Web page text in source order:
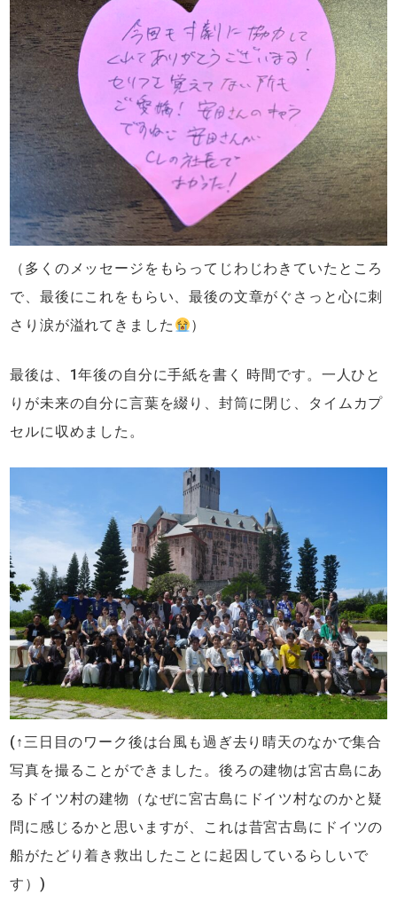
（多くのメッセージをもらってじわじわきていたところ
で、最後にこれをもらい、最後の文章がぐさっと心に刺
さり涙が溢れてきました
）
最後は、1年後の自分に手紙を書く 時間です。一人ひと
りが未来の自分に言葉を綴り、封筒に閉じ、タイムカプ
セルに収めました。
(↑三日目のワーク後は台風も過ぎ去り晴天のなかで集合
写真を撮ることができました。後ろの建物は宮古島にあ
るドイツ村の建物（なぜに宮古島にドイツ村なのかと疑
問に感じるかと思いますが、これは昔宮古島にドイツの
船がたどり着き救出したことに起因しているらしいで
す）)